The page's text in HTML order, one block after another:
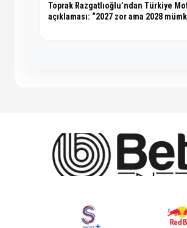
Toprak Razgatlıoğlu’ndan Türkiye
açıklaması: “2027 zor ama 2028